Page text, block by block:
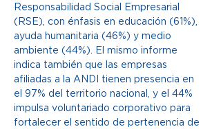
Responsabilidad Social Empresarial
(RSE), con énfasis en educación (61%),
ayuda humanitaria (46%) y medio
ambiente (44%). El mismo informe
indica también que las empresas
afiliadas a la ANDI tienen presencia en
el 97% del territorio nacional, y el 44%
impulsa voluntariado corporativo para
fortalecer el sentido de pertenencia de